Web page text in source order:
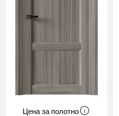
Цена за полотно